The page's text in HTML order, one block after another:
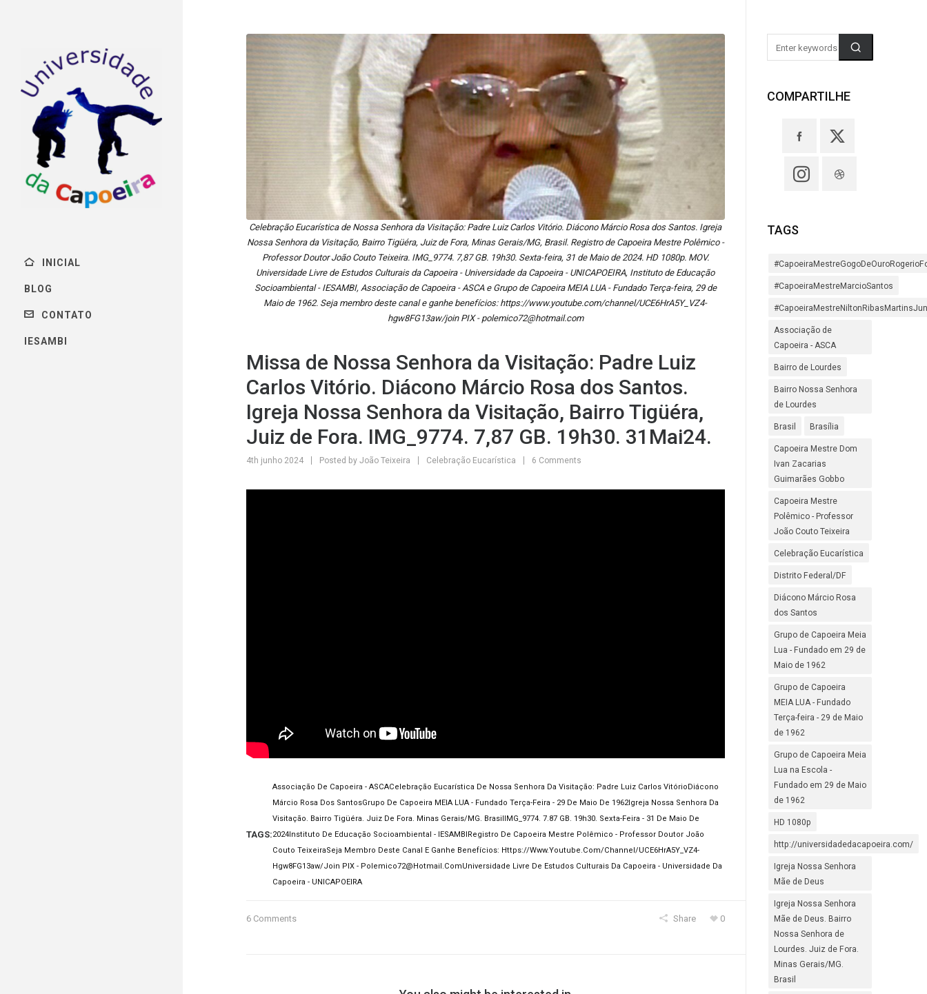
INICIAL
BLOG
CONTATO
IESAMBI
Celebração Eucarística de Nossa Senhora da Visitação: Padre Luiz Carlos Vitório. Diácono Márcio Rosa dos Santos. Igreja
Nossa Senhora da Visitação, Bairro Tigüéra, Juiz de Fora, Minas Gerais/MG, Brasil. Registro de Capoeira Mestre Polêmico -
Professor Doutor João Couto Teixeira. IMG_9774. 7,87 GB. 19h30. Sexta-feira, 31 de Maio de 2024. HD 1080p. MOV.
Universidade Livre de Estudos Culturais da Capoeira - Universidade da Capoeira - UNICAPOEIRA, Instituto de Educação
Socioambiental - IESAMBI, Associação de Capoeira - ASCA e Grupo de Capoeira MEIA LUA - Fundado Terça-feira, 29 de
Maio de 1962. Seja membro deste canal e ganhe benefícios: https://www.youtube.com/channel/UCE6HrA5Y_VZ4-
hgw8FG13aw/join PIX - polemico72@hotmail.com
Missa de Nossa Senhora da Visitação: Padre Luiz
Carlos Vitório. Diácono Márcio Rosa dos Santos.
Igreja Nossa Senhora da Visitação, Bairro Tigüéra,
Juiz de Fora. IMG_9774. 7,87 GB. 19h30. 31Mai24.
4th junho 2024 Posted by João Teixeira Celebração Eucarística 6 Comments
TAGS:
Associação De Capoeira - ASCACelebração Eucarística De Nossa Senhora Da Visitação: Padre Luiz Carlos Vitório Diácono
Márcio Rosa Dos SantosGrupo De Capoeira MEIA LUA - Fundado Terça-Feira - 29 De Maio De 1962Igreja Nossa Senhora Da
Visitação. Bairro Tigüéra. Juiz De Fora. Minas Gerais/MG. Brasil
IMG_9774. 7.87 GB. 19h30. Sexta-Feira - 31 De Maio De
2024Instituto De Educação Socioambiental - IESAMBI Registro De Capoeira Mestre Polêmico - Professor Doutor João
Couto TeixeiraSeja Membro Deste Canal E Ganhe Benefícios: Https://www.youtube.com/channel/UCE6HrA5Y_VZ4-
Hgw8FG13aw/join PIX - Polemico72@hotmail.comUniversidade Livre De Estudos Culturais Da Capoeira - Universidade Da
Capoeira - UNICAPOEIRA
6 Comments Share 0
COMPARTILHE
TAGS
#CapoeiraMestreMarcioSantos
Associação de
Capoeira - ASCA
Bairro de Lourdes
Bairro Nossa Senhora
de Lourdes
Brasil Brasília
Capoeira Mestre Dom
Ivan Zacarias
Guimarães Gobbo
Capoeira Mestre
Polêmico - Professor
João Couto Teixeira
Celebração Eucarística
Distrito Federal/DF
Diácono Márcio Rosa
dos Santos
Grupo de Capoeira Meia
Lua - Fundado em 29 de
Maio de 1962
Grupo de Capoeira
MEIA LUA - Fundado
Terça-feira - 29 de Maio
de 1962
Grupo de Capoeira Meia
Lua na Escola -
Fundado em 29 de Maio
de 1962
HD 1080p
http://universidadedacapoeira.com/
Igreja Nossa Senhora
Mãe de Deus
Igreja Nossa Senhora
Mãe de Deus. Bairro
Nossa Senhora de
Lourdes. Juiz de Fora.
Minas Gerais/MG.
Brasil